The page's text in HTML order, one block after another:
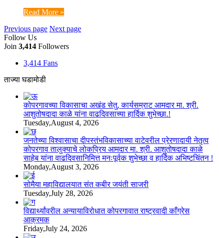
Read More »
Previous page Next page
Follow Us
Join 3,414 Followers
3,414 Fans
ताज्या घडामोडी
कोपरगावच्या विकासाचा अखंड सेतु, कार्यसम्राट आमदार मा. श्री.
आशुतोषदादा काळे यांना वाढदिवसाच्या हार्दिक शुभेच्छा.!
Tuesday,August 4, 2026
जनतेच्या विश्वासाचा दीपस्तंभविकासाच्या वाटेवरील प्रेरणादायी नेतृत्व
कोपरगाव तालुक्याचे लोकप्रिय आमदार मा. श्री. आशुतोषदादा काळे
साहेब यांना वाढदिवसानिमित्त मनःपूर्वक शुभेच्छा व हार्दिक अभिष्टचिंतन !
Monday,August 3, 2026
सोमैया महाविद्यालयात संत कबीर जयंती साजरी
Tuesday,July 28, 2026
विद्यार्थ्यांवरील अन्यायाविरोधात कोपरगावात राष्ट्रवादी काँग्रेस
आक्रमक
Friday,July 24, 2026